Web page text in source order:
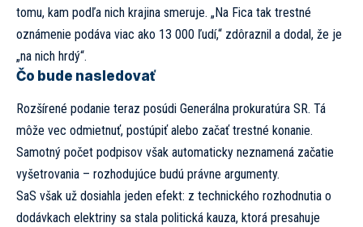
tomu, kam podľa nich krajina smeruje. „Na Fica tak trestné
oznámenie podáva viac ako 13 000 ľudí,“ zdôraznil a dodal, že je
„na nich hrdý“.
Čo bude nasledovať
Rozšírené podanie teraz posúdi Generálna prokuratúra SR. Tá
môže vec odmietnuť, postúpiť alebo začať trestné konanie.
Samotný počet podpisov však automaticky neznamená začatie
vyšetrovania – rozhodujúce budú právne argumenty.
SaS však už dosiahla jeden efekt: z technického rozhodnutia o
dodávkach elektriny sa stala politická kauza, ktorá presahuje